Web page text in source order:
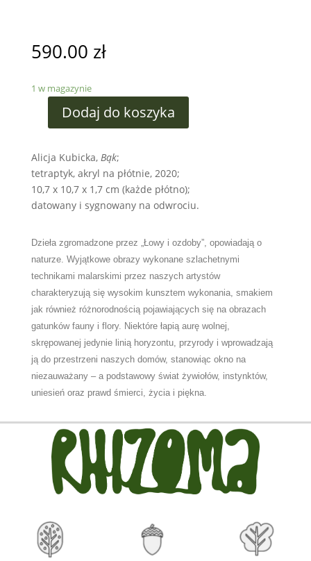
590.00 zł
1 w magazynie
Dodaj do koszyka
Alicja Kubicka,Bąk;
tetraptyk, akryl na płótnie, 2020;
10,7 x 10,7 x 1,7 cm (każde płótno);
datowany i sygnowany na odwrociu.
Dzieła zgromadzone przez „Łowy i ozdoby”, opowiadają o
naturze. Wyjątkowe obrazy wykonane szlachetnymi
technikami malarskimi przez naszych artystów
charakteryzują się wysokim kunsztem wykonania, smakiem
jak również różnorodnością pojawiających się na obrazach
gatunków fauny i flory. Niektóre łapią aurę wolnej,
skrępowanej jedynie linią horyzontu, przyrody i wprowadzają
ją do przestrzeni naszych domów, stanowiąc okno na
niezauważany – a podstawowy świat żywiołów, instynktów,
uniesień oraz prawd śmierci, życia i piękna.